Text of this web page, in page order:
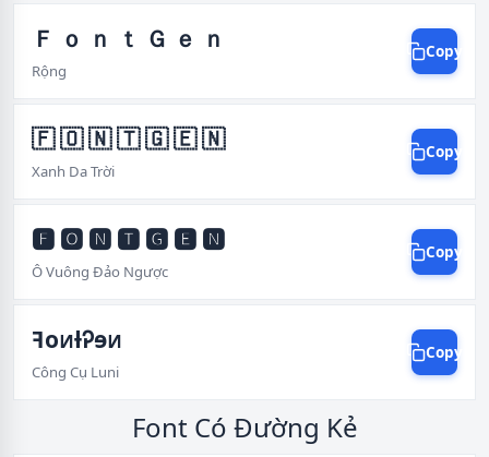
Ｆ ｏ ｎ ｔ Ｇ ｅ ｎ
Rộng
Copy
🇫 🇴 🇳 🇹 🇬 🇪 🇳
Xanh Da Trời
Copy
🅵 🅾 🅽 🆃 🅶 🅴 🅽
Ô Vuông Đảo Ngược
Copy
ꟻoᴎƚᎮɘᴎ
Công Cụ Luni
Copy
Font Có Đường Kẻ